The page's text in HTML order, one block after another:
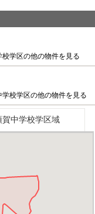
学区の他の物件を見る
校学区の他の物件を見る
賀中学校学区域